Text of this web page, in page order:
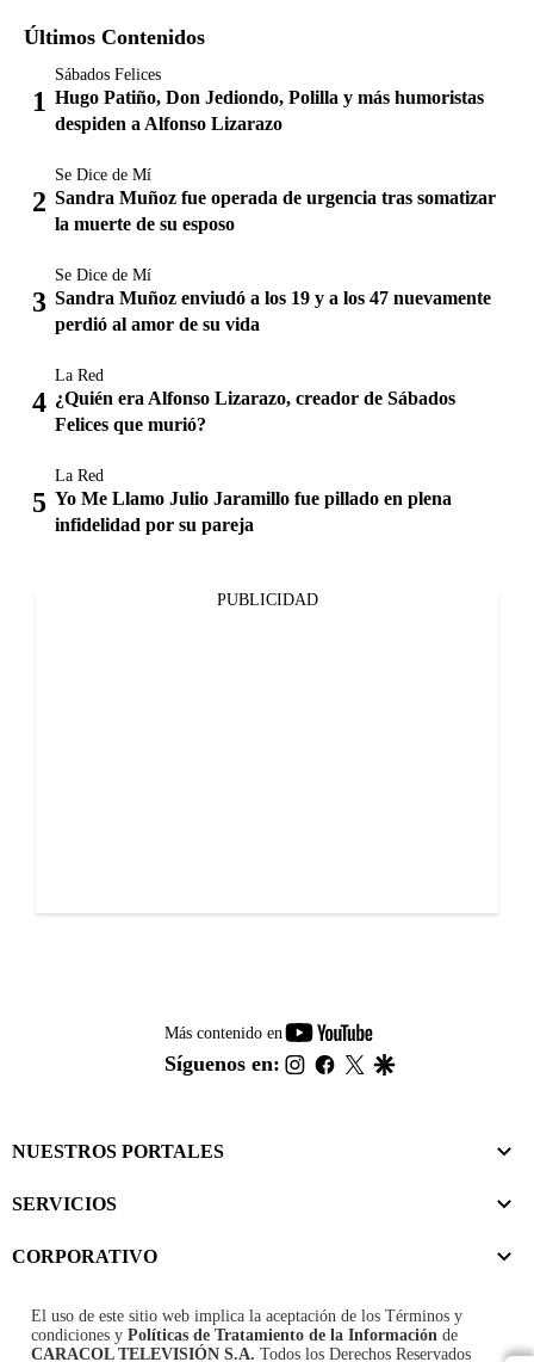
Últimos Contenidos
Sábados Felices
Hugo Patiño, Don Jediondo, Polilla y más humoristas
despiden a Alfonso Lizarazo
Se Dice de Mí
Sandra Muñoz fue operada de urgencia tras somatizar
la muerte de su esposo
Se Dice de Mí
Sandra Muñoz enviudó a los 19 y a los 47 nuevamente
perdió al amor de su vida
La Red
¿Quién era Alfonso Lizarazo, creador de Sábados
Felices que murió?
La Red
Yo Me Llamo Julio Jaramillo fue pillado en plena
infidelidad por su pareja
PUBLICIDAD
Más contenido en
youtube-
footer
Síguenos en: instagram
facebook
twitter
NUESTROS PORTALES
SERVICIOS
CORPORATIVO
El uso de este sitio web implica la aceptación de los Términos y
condiciones y Políticas de Tratamiento de la Información de
CARACOL TELEVISIÓN S.A. Todos los Derechos Reservados